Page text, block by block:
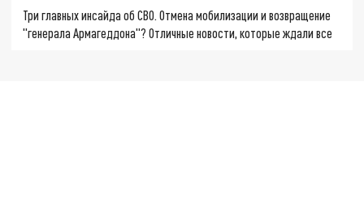
Три главных инсайда об СВО. Отмена мобилизации и возвращение
"генерала Армагеддона"? Отличные новости, которые ждали все